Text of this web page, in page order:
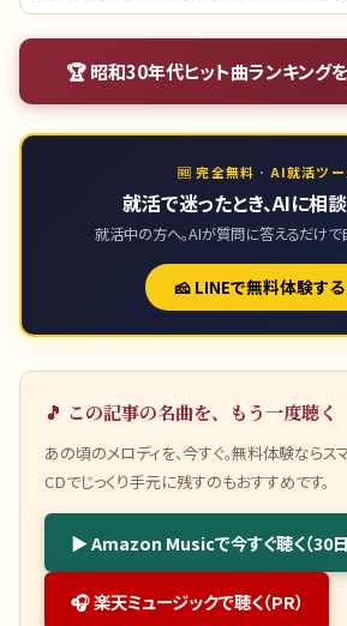
🏆昭和30年代ヒット曲ランキング
🆓 完全無料 · AI就活ツ
就活で迷ったとき、AIに相
就活中の方へ。AIが質問に答えるだけで
🧀 LINEで無料体験す
🎵 この記事の名曲を、もう一度聴く
あの頃のメロディを、今すぐ。無料体験ならス
CDでじっくり手元に残すのもおすすめです。
▶ Amazon Musicで今すぐ聴く（30日
🎧 楽天ミュージックで聴く（PR）